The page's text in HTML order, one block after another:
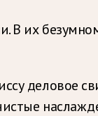
В их
деловое